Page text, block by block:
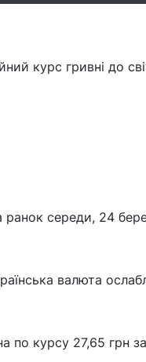
курс гривні до
ранок середи, 24
валюта
по курсу 27,65 грн